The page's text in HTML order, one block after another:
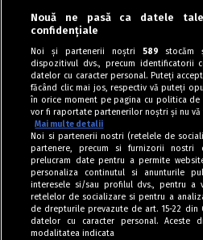
Nouă ne pasă ca datele
confidențiale
Noi și partenerii noștri 589 stocăm
dispozitivul dvs., precum identificatorii
datelor cu caracter personal. Puteți
făcând clic mai jos, respectiv vă puteți
în orice moment pe pagina cu politica de
vor fi raportate partenerilor noștri și nu vă
Mai multe detalii
Noi si partenerii nostri (retelele de
partenere, precum si furnizorii nostri
prelucram date pentru a permite
personaliza continutul si anunturile
interesele si/sau profilul dvs., pentru a
retelelor de socializare si pentru a
de drepturile prevazute de art. 15-22 din
datelor cu caracter personal. Aceste
modalitatea indicata